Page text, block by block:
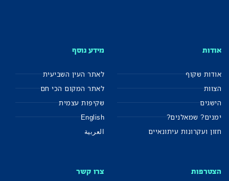
אודות
אודות שקוף
הצוות
הישגים
ימנים? שמאלנים?
חזון ועקרונות עיתונאיים
מידע נוסף
לאתר העין השביעית
לאתר המקום הכי חם
שקיפות עצמית
English
العربية
הצטרפות צרו קשר